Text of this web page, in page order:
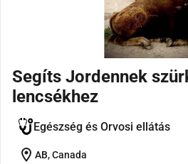
Segíts Jordennek
lencsékhez
Egészség és Orvosi ellátás
location_on AB, Canada